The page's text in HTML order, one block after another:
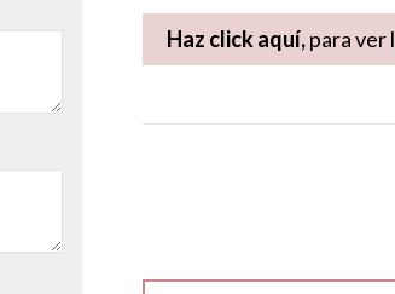
Haz click aquí,para ver